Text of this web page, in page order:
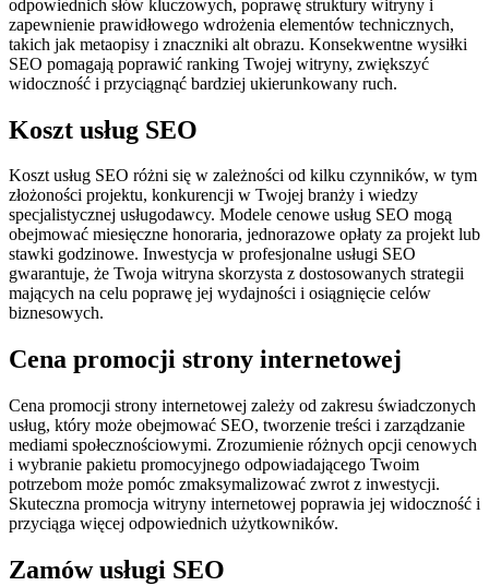
odpowiednich słów kluczowych, poprawę struktury witryny i
zapewnienie prawidłowego wdrożenia elementów technicznych,
takich jak metaopisy i znaczniki alt obrazu. Konsekwentne wysiłki
SEO pomagają poprawić ranking Twojej witryny, zwiększyć
widoczność i przyciągnąć bardziej ukierunkowany ruch.
Koszt usług SEO
Koszt usług SEO różni się w zależności od kilku czynników, w tym
złożoności projektu, konkurencji w Twojej branży i wiedzy
specjalistycznej usługodawcy. Modele cenowe usług SEO mogą
obejmować miesięczne honoraria, jednorazowe opłaty za projekt lub
stawki godzinowe. Inwestycja w profesjonalne usługi SEO
gwarantuje, że Twoja witryna skorzysta z dostosowanych strategii
mających na celu poprawę jej wydajności i osiągnięcie celów
biznesowych.
Cena promocji strony internetowej
Cena promocji strony internetowej zależy od zakresu świadczonych
usług, który może obejmować SEO, tworzenie treści i zarządzanie
mediami społecznościowymi. Zrozumienie różnych opcji cenowych
i wybranie pakietu promocyjnego odpowiadającego Twoim
potrzebom może pomóc zmaksymalizować zwrot z inwestycji.
Skuteczna promocja witryny internetowej poprawia jej widoczność i
przyciąga więcej odpowiednich użytkowników.
Zamów usługi SEO